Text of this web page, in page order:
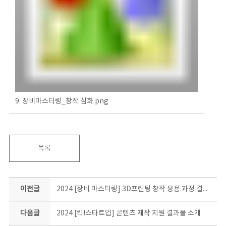
9. 장비마스터링_창작 심화.png
목록
이전글 2024 [장비 마스터링] 3D프린팅 창작 응용 과정 결과물 소개
다음글 2024 [킥!스타트업] 콘텐츠 제작 지원 결과물 소개